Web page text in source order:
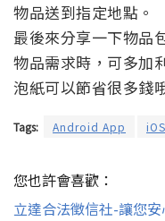
物品送到指定地點。
最後來分享一下物品
物品需求時，可多加
泡紙可以節省很多錢
Tags: Android App
您也許會喜歡：
立達合法徵信社-讓您